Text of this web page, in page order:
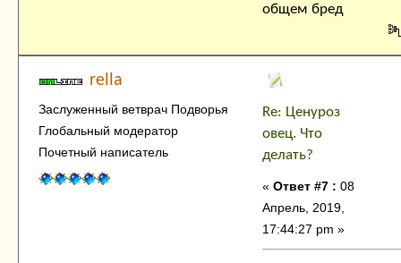
общем бред
rella
Заслуженный ветврач Подворья
Глобальный модератор
Почетный написатель
Re: Ценуроз
овец. Что
делать?
« Ответ #7 : 08
Апрель, 2019,
17:44:27 pm »